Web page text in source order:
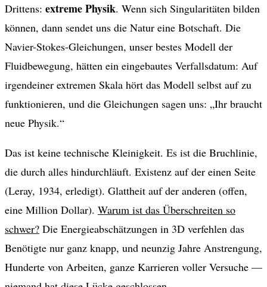
Drittens: extreme Physik. Wenn sich Singularitäten bilden
können, dann sendet uns die Natur eine Botschaft. Die
Navier-Stokes-Gleichungen, unser bestes Modell der
Fluidbewegung, hätten ein eingebautes Verfallsdatum: Auf
irgendeiner extremen Skala hört das Modell selbst auf zu
funktionieren, und die Gleichungen sagen uns: „Ihr braucht
neue Physik.“
Das ist keine technische Kleinigkeit. Es ist die Bruchlinie,
die durch alles hindurchläuft. Existenz auf der einen Seite
(Leray, 1934, erledigt). Glattheit auf der anderen (offen,
eine Million Dollar). Warum ist das Überschreiten so
schwer? Die Energieabschätzungen in 3D verfehlen das
Benötigte nur ganz knapp, und neunzig Jahre Anstrengung,
Hunderte von Arbeiten, ganze Karrieren voller Versuche —